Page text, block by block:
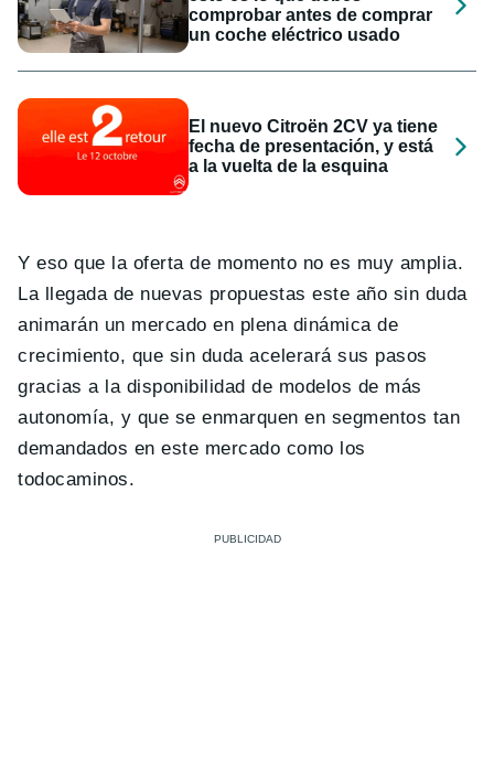
comprobar antes de comprar
un coche eléctrico usado
El nuevo Citroën 2CV ya tiene
fecha de presentación, y está
a la vuelta de la esquina
Y eso que la oferta de momento no es muy amplia.
La llegada de nuevas propuestas este año sin duda
animarán un mercado en plena dinámica de
crecimiento, que sin duda acelerará sus pasos
gracias a la disponibilidad de modelos de más
autonomía, y que se enmarquen en segmentos tan
demandados en este mercado como los
todocaminos.